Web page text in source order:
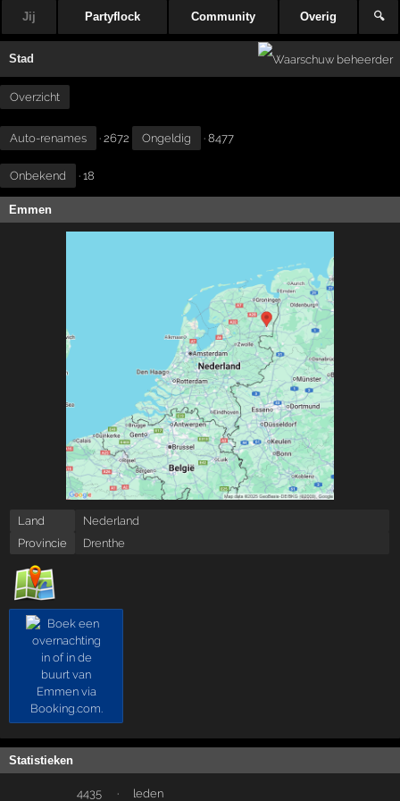
Jij Partyflock Community Overig 🔍
Stad
Overzicht
Auto-renames · 2672 Ongeldig · 8477
Onbekend · 18
Emmen
Land
Nederland
Provincie
Drenthe
Statistieken
4435 ·
leden